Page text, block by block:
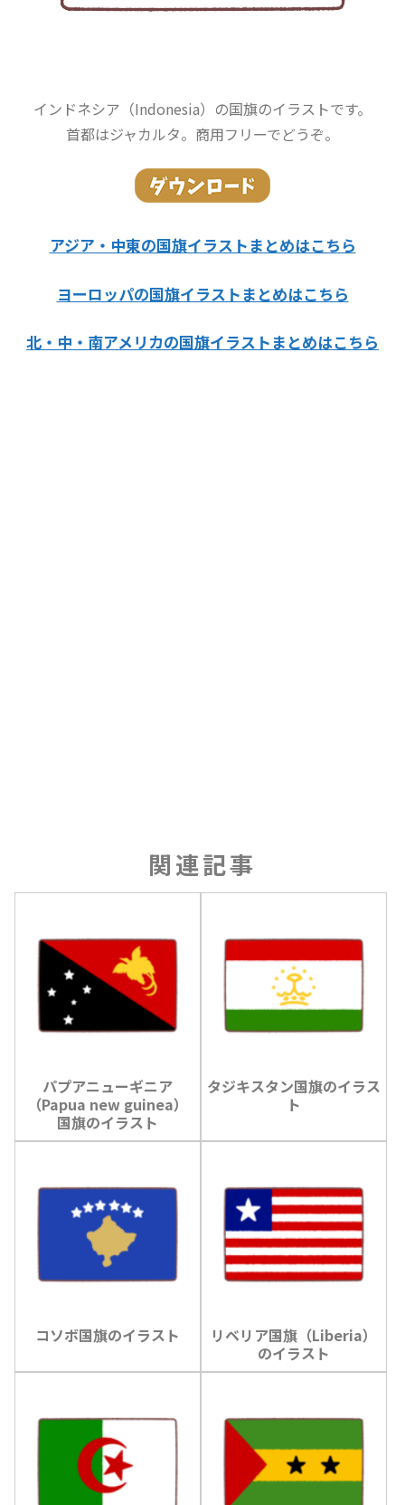
インドネシア（Indonesia）の国旗のイラストです。
首都はジャカルタ。商用フリーでどうぞ。
アジア・中東の国旗イラストまとめはこちら
ヨーロッパの国旗イラストまとめはこちら
北・中・南アメリカの国旗イラストまとめはこちら
関連記事
パプアニューギニア
（Papua new guinea）
国旗のイラスト
タジキスタン国旗のイラス
ト
コソボ国旗のイラスト
リベリア国旗（Liberia）
のイラスト